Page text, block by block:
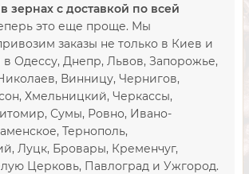
зернах с доставкой по всей
это еще проще. Мы
заказы не только в Киев и
в Одессу, Днепр, Львов, Запорожье,
Винницу, Чернигов,
Хмельницкий, Черкассы,
Сумы, Ровно, Ивано-
Тернополь,
Луцк, Бровары, Кременчуг,
Церковь, Павлоград и Ужгород.